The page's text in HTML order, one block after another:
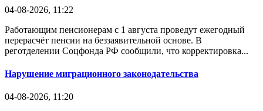
04-08-2026, 11:22
Работающим пенсионерам с 1 августа проведут ежегодный
перерасчёт пенсии на беззаявительной основе. В
реготделении Соцфонда РФ сообщили, что корректировка...
Нарушение миграционного законодательства
04-08-2026, 11:20